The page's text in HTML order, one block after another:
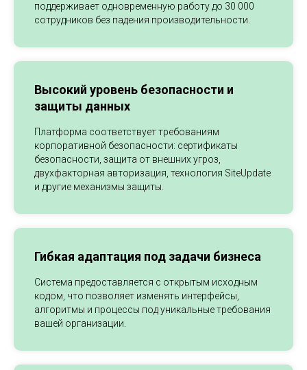
поддерживает одновременную работу до 30 000
сотрудников без падения производительности.
Высокий уровень безопасности и
защиты данных
Платформа соответствует требованиям
корпоративной безопасности: сертификаты
безопасности, защита от внешних угроз,
двухфакторная авторизация, технология SiteUpdate
и другие механизмы защиты.
Гибкая адаптация под задачи бизнеса
Система предоставляется с открытым исходным
кодом, что позволяет изменять интерфейсы,
алгоритмы и процессы под уникальные требования
вашей организации.